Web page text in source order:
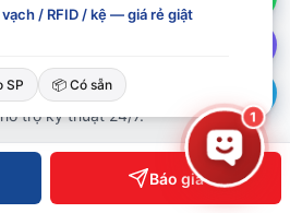
Báo giá
soát ra vào · RFID · Kệ kho thông
trợ kỹ thuật 24/7.
1
vạch / RFID / kệ — giá rẻ giật
SP 📦 Có sẵn